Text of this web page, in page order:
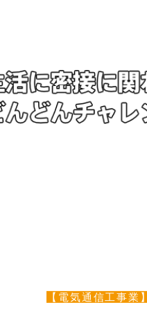
【電気通信工事業】